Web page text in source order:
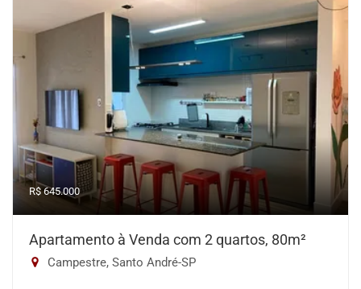
R$ 645.000
Apartamento à Venda com 2 quartos, 80m²
Campestre, Santo André-SP